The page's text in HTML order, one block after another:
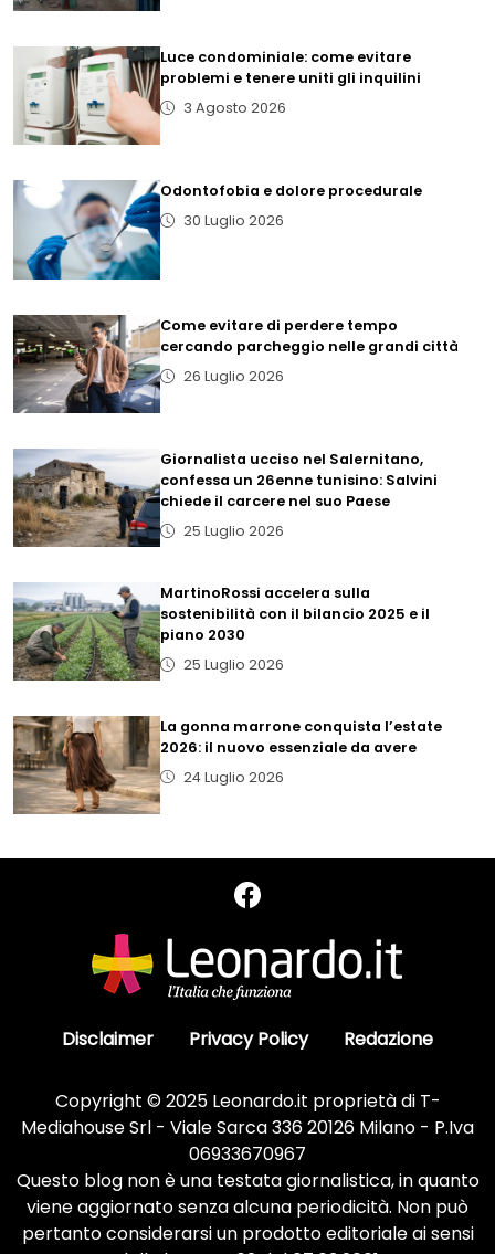
Luce condominiale: come evitare
problemi e tenere uniti gli inquilini
3 Agosto 2026
Odontofobia e dolore procedurale
30 Luglio 2026
Come evitare di perdere tempo
cercando parcheggio nelle grandi città
26 Luglio 2026
Giornalista ucciso nel Salernitano,
confessa un 26enne tunisino: Salvini
chiede il carcere nel suo Paese
25 Luglio 2026
MartinoRossi accelera sulla
sostenibilità con il bilancio 2025 e il
piano 2030
25 Luglio 2026
La gonna marrone conquista l’estate
2026: il nuovo essenziale da avere
24 Luglio 2026
Disclaimer Privacy Policy Redazione
Copyright © 2025 Leonardo.it proprietà di T-
Mediahouse Srl - Viale Sarca 336 20126 Milano - P.Iva
06933670967
Questo blog non è una testata giornalistica, in quanto
viene aggiornato senza alcuna periodicità. Non può
pertanto considerarsi un prodotto editoriale ai sensi